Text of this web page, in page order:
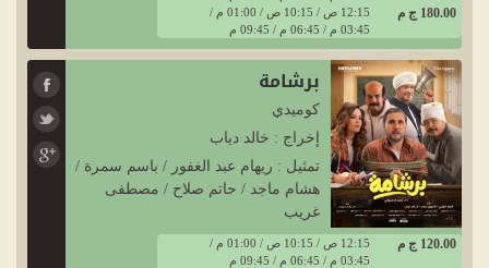
180.00 ج م
12:15 ص / 10:15 ص / 01:00 م /
03:45 م / 06:45 م / 09:45 م
برشامة
كوميدي
إخراج : خالد دياب
تمثيل : ريهام عبد الغفور / باسم سمرة /
هشام ماجد / حاتم صلاح / مصطفى
غريب
120.00 ج م
12:15 ص / 10:15 ص / 01:00 م /
03:45 م / 06:45 م / 09:45 م